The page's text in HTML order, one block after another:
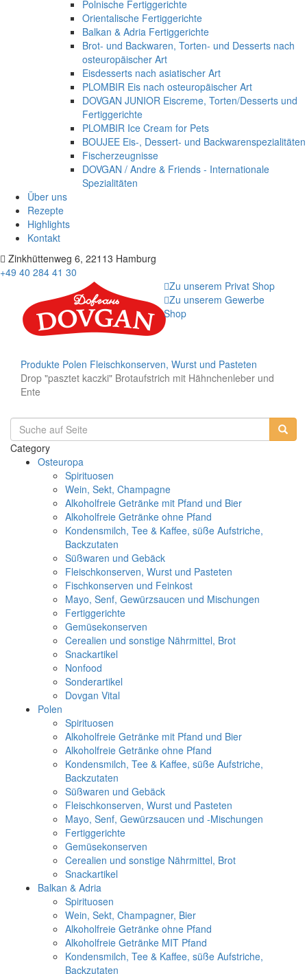
Polnische Fertiggerichte
Orientalische Fertiggerichte
Balkan & Adria Fertiggerichte
Brot- und Backwaren, Torten- und Desserts nach
osteuropäischer Art
Eisdesserts nach asiatischer Art
PLOMBIR Eis nach osteuropäischer Art
DOVGAN JUNIOR Eiscreme, Torten/Desserts und
Fertiggerichte
PLOMBIR Ice Cream for Pets
BOUJEE Eis-, Dessert- und Backwarenspezialitäten
Fischerzeugnisse
DOVGAN / Andre & Friends - Internationale
Spezialitäten
Über uns
Rezepte
Highlights
Kontakt
Zinkhüttenweg 6, 22113 Hamburg
+49 40 284 41 30
Zu unserem Privat Shop
Zu unserem Gewerbe
Shop
Produkte Polen Fleischkonserven, Wurst und Pasteten
Drop "pasztet kaczki" Brotaufstrich mit Hähnchenleber und
Ente
Category
Osteuropa
Spirituosen
Wein, Sekt, Champagne
Alkoholfreie Getränke mit Pfand und Bier
Alkoholfreie Getränke ohne Pfand
Kondensmilch, Tee & Kaffee, süße Aufstriche,
Backzutaten
Süßwaren und Gebäck
Fleischkonserven, Wurst und Pasteten
Fischkonserven und Feinkost
Mayo, Senf, Gewürzsaucen und Mischungen
Fertiggerichte
Gemüsekonserven
Cerealien und sonstige Nährmittel, Brot
Snackartikel
Nonfood
Sonderartikel
Dovgan Vital
Polen
Spirituosen
Alkoholfreie Getränke mit Pfand und Bier
Alkoholfreie Getränke ohne Pfand
Kondensmilch, Tee & Kaffee, süße Aufstriche,
Backzutaten
Süßwaren und Gebäck
Fleischkonserven, Wurst und Pasteten
Mayo, Senf, Gewürzsaucen und -Mischungen
Fertiggerichte
Gemüsekonserven
Cerealien und sonstige Nährmittel, Brot
Snackartikel
Balkan & Adria
Spirituosen
Wein, Sekt, Champagner, Bier
Alkoholfreie Getränke ohne Pfand
Alkoholfreie Getränke MIT Pfand
Kondensmilch, Tee & Kaffee, süße Aufstriche,
Backzutaten